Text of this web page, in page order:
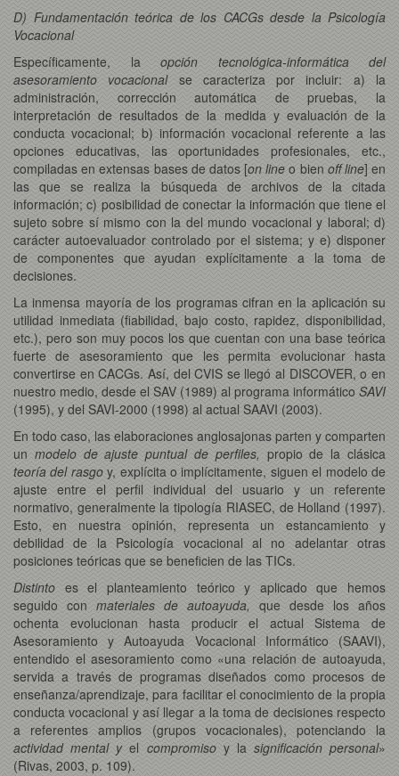
D) Fundamentación teórica de los CACGs desde la Psicología
Vocacional
Específicamente, la opción tecnológica-informática del
asesoramiento vocacionalse caracteriza por incluir: a) la
administración, corrección automática de pruebas, la
interpretación de resultados de la medida y evaluación de la
conducta vocacional; b) información vocacional referente a las
opciones educativas, las oportunidades profesionales, etc.,
compiladas en extensas bases de datos [on line o bien off line] en
las que se realiza la búsqueda de archivos de la citada
información; c) posibilidad de conectar la información que tiene el
sujeto sobre sí mismo con la del mundo vocacional y laboral; d)
carácter autoevaluador controlado por el sistema; y e) disponer
de componentes que ayudan explícitamente a la toma de
decisiones.
La inmensa mayoría de los programas cifran en la aplicación su
utilidad inmediata (fiabilidad, bajo costo, rapidez, disponibilidad,
etc.), pero son muy pocos los que cuentan con una base teórica
fuerte de asesoramiento que les permita evolucionar hasta
convertirse en CACGs. Así, del CVIS se llegó al DISCOVER, o en
nuestro medio, desde el SAV (1989) al programa informático SAVI
(1995), y del SAVI-2000 (1998) al actual SAAVI (2003).
En todo caso, las elaboraciones anglosajonas parten y comparten
un modelo de ajuste puntual de perfiles, propio de la clásica
teoría del rasgoy, explícita o implícitamente, siguen el modelo de
ajuste entre el perfil individual del usuario y un referente
normativo, generalmente la tipología RIASEC, de Holland (1997).
Esto, en nuestra opinión, representa un estancamiento y
debilidad de la Psicología vocacional al no adelantar otras
posiciones teóricas que se beneficien de las TICs.
Distinto es el planteamiento teórico y aplicado que hemos
seguido con materiales de autoayuda, que desde los años
ochenta evolucionan hasta producir el actual Sistema de
Asesoramiento y Autoayuda Vocacional Informático (SAAVI),
entendido el asesoramiento como «una relación de autoayuda,
servida a través de programas diseñados como procesos de
enseñanza/aprendizaje, para facilitar el conocimiento de la propia
conducta vocacional y así llegar a la toma de decisiones respecto
a referentes amplios (grupos vocacionales), potenciando la
actividad mental yel compromisoy la significación personal»
(Rivas, 2003, p. 109).